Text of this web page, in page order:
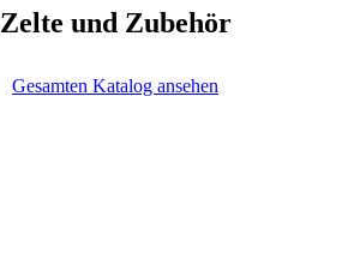
Zelte und Zubehör
Gesamten Katalog ansehen